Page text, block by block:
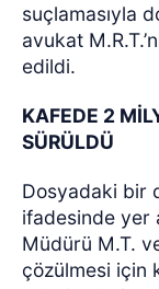
suçlamasıyla
avukat
edildi.
KAFEDE 2
SÜRÜLDÜ
Dosyadaki bir
ifadesinde yer
Müdürü M.T.
çözülmesi için